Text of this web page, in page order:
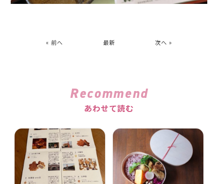
« 前へ 最新 次へ »
Recommend
あわせて読む